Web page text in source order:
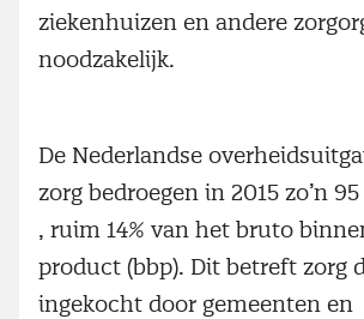
ziekenhuizen en andere
noodzakelijk.
De Nederlandse
zorg bedroegen in 2015 zo’n
, ruim 14% van het bruto
product (bbp). Dit betreft zorg
ingekocht door gemeenten en